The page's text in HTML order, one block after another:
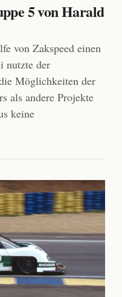
5 von Harald
von Zakspeed einen
nutzte der
Möglichkeiten der
als andere Projekte
keine